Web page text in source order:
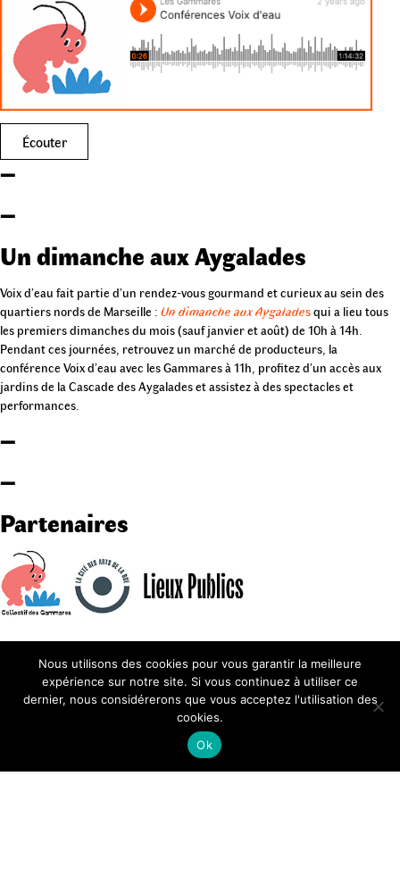
Écouter
–
–
Un dimanche aux Aygalades
Voix d’eau fait partie d’un rendez-vous gourmand et curieux au sein des
quartiers nords de Marseille : Un dimanche aux Aygaladesqui a lieu tous
les premiers dimanches du mois (sauf janvier et août) de 10h à 14h.
Pendant ces journées, retrouvez un marché de producteurs, la
conférence Voix d’eau avec les Gammares à 11h, profitez d’un accès aux
jardins de la Cascade des Aygalades et assistez à des spectacles et
performances.
–
–
Partenaires
Nous utilisons des cookies pour vous garantir la meilleure
expérience sur notre site. Si vous continuez à utiliser ce
dernier, nous considérerons que vous acceptez l'utilisation des
cookies.
Ok